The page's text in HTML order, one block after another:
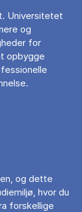
Universitetet
og
for
opbygge
og dette
hvor du
forskellige